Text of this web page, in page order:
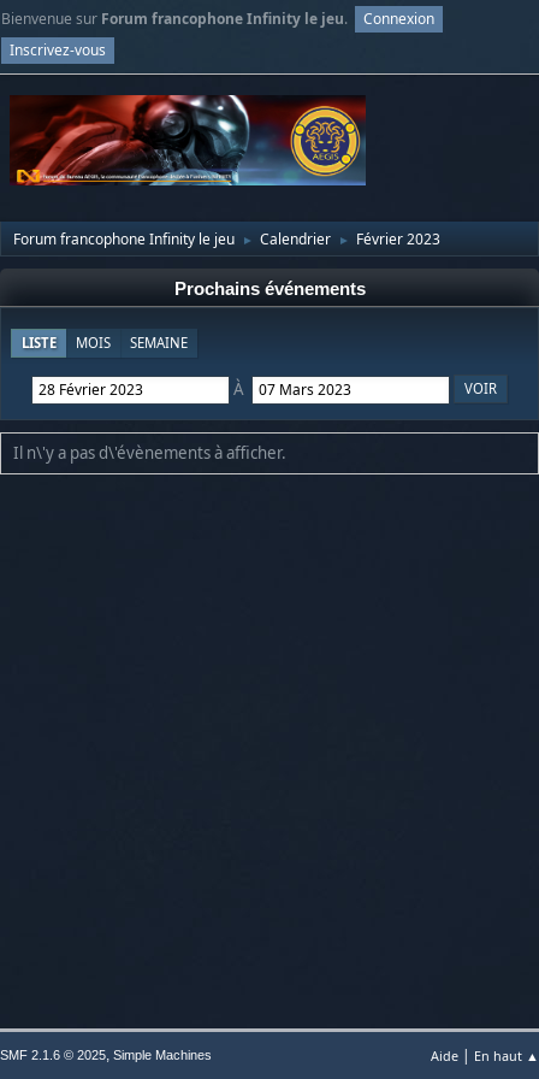
Bienvenue sur Forum francophone Infinity le jeu.
Connexion
Inscrivez-vous
Forum francophone Infinity le jeu ► Calendrier ► Février 2023
Prochains événements
LISTE MOIS SEMAINE
À
Il n\'y a pas d\'évènements à afficher.
Aide | En haut ▲
SMF 2.1.6 © 2025, Simple Machines